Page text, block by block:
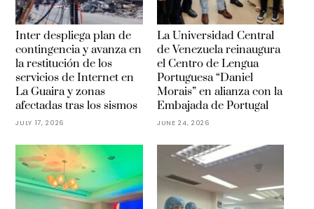
Inter despliega plan de
contingencia y avanza en
la restitución de los
servicios de Internet en
La Guaira y zonas
afectadas tras los sismos
JULY 17, 2026
La Universidad Central
de Venezuela reinaugura
el Centro de Lengua
Portuguesa “Daniel
Morais” en alianza con la
Embajada de Portugal
JUNE 24, 2026